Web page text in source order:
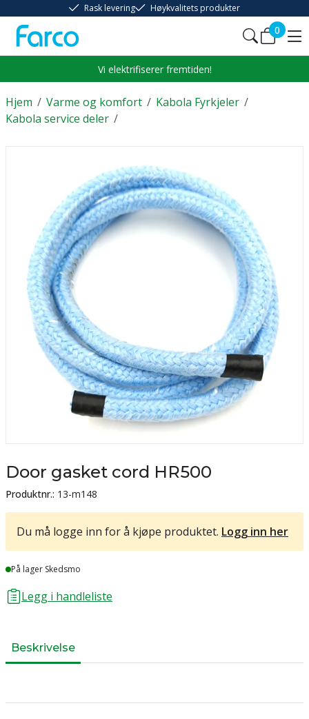
Rask levering Høykvalitets produkter
0
Vi elektrifiserer fremtiden!
/
Hjem /
Varme og komfort /
Kabola Fyrkjeler
/
Kabola service deler
Door gasket cord HR500
Produktnr.: 13-m148
Du må logge inn for å kjøpe produktet. Logg inn her
Lager
På lager Skedsmo
Legg i handleliste
Beskrivelse